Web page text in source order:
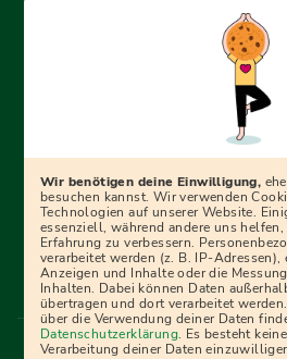
Erfolgreich bewerben mit
begleiten dich Schritt für Schritt
Ratgebern und
Videokursen und vielem mehr.
wollen!
Menü Fußleiste
Impressum Bildquellen
Wir benötigen deine Einwilligung,
besuchen kannst. Wir verwenden
Technologien auf unserer Website.
essenziell, während andere uns
Erfahrung zu verbessern.
verarbeitet werden (z. B. IP-
Anzeigen und Inhalte oder die
Inhalten. Dabei können Daten
übertragen und dort verarbeitet
über die Verwendung deiner Daten
Datenschutzerklärung. Es besteht
Verarbeitung deiner Daten